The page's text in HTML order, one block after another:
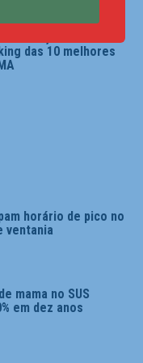
das 10 melhores
horário de pico no
ventania
mama no SUS
em dez anos